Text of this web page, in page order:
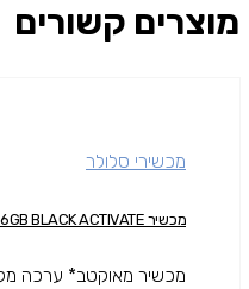
מוצרים קשורים
מכשירי סלולר
מכשיר IPHONE 11 PRO MAX 256GB BLACK ACTIVATE
מכשיר מאוקטב* ערכה